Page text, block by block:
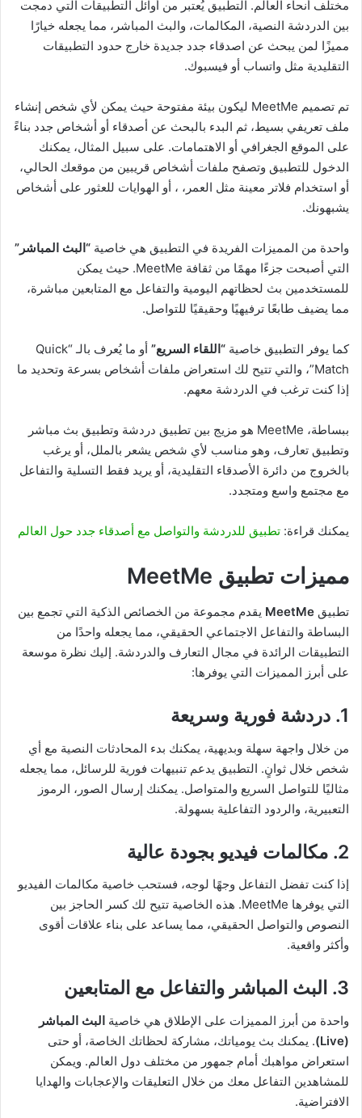
مختلف أنحاء العالم. التطبيق يُعتبر من أوائل التطبيقات التي دمجت
بين الدردشة النصية، المكالمات، والبث المباشر، مما يجعله خيارًا
مميزًا لمن يبحث عن اصدقاء جدد جديدة خارج حدود التطبيقات
التقليدية مثل واتساب أو فيسبوك.
تم تصميم MeetMe ليكون بيئة مفتوحة حيث يمكن لأي شخص إنشاء
ملف تعريفي بسيط، ثم البدء بالبحث عن أصدقاء أو أشخاص جدد بناءً
على الموقع الجغرافي أو الاهتمامات. على سبيل المثال، يمكنك
الدخول للتطبيق وتصفح ملفات أشخاص قريبين من موقعك الحالي،
أو استخدام فلاتر معينة مثل العمر، ، أو الهوايات للعثور على أشخاص
يشبهونك.
واحدة من المميزات الفريدة في التطبيق هي خاصية “البث المباشر”
التي أصبحت جزءًا مهمًا من ثقافة MeetMe. حيث يمكن
للمستخدمين بث لحظاتهم اليومية والتفاعل مع المتابعين مباشرة،
مما يضيف طابعًا ترفيهيًا وحقيقيًا للتواصل.
كما يوفر التطبيق خاصية “اللقاء السريع”
أو ما يُعرف بالـ “Quick
Match”، والتي تتيح لك استعراض ملفات أشخاص بسرعة وتحديد ما
إذا كنت ترغب في الدردشة معهم.
ببساطة، MeetMe هو مزيج بين تطبيق دردشة وتطبيق بث مباشر
وتطبيق تعارف، وهو مناسب لأي شخص يشعر بالملل، أو يرغب
بالخروج من دائرة الأصدقاء التقليدية، أو يريد فقط التسلية والتفاعل
مع مجتمع واسع ومتجدد.
يمكنك قراءة: تطبيق للدردشة والتواصل مع أصدقاء جدد حول العالم
مميزات تطبيق MeetMe
تطبيق MeetMe يقدم مجموعة من الخصائص الذكية التي تجمع بين
البساطة والتفاعل الاجتماعي الحقيقي، مما يجعله واحدًا من
التطبيقات الرائدة في مجال التعارف والدردشة. إليك نظرة موسعة
على أبرز المميزات التي يوفرها:
1. دردشة فورية وسريعة
من خلال واجهة سهلة وبديهية، يمكنك بدء المحادثات النصية مع أي
شخص خلال ثوانٍ. التطبيق يدعم تنبيهات فورية للرسائل، مما يجعله
مثاليًا للتواصل السريع والمتواصل. يمكنك إرسال الصور، الرموز
التعبيرية، والردود التفاعلية بسهولة.
2. مكالمات فيديو بجودة عالية
إذا كنت تفضل التفاعل وجهًا لوجه، فستحب خاصية مكالمات الفيديو
التي يوفرها MeetMe. هذه الخاصية تتيح لك كسر الحاجز بين
النصوص والتواصل الحقيقي، مما يساعد على بناء علاقات أقوى
وأكثر واقعية.
3. البث المباشر والتفاعل مع المتابعين
واحدة من أبرز المميزات على الإطلاق هي خاصية البث المباشر
(Live)
. يمكنك بث يومياتك، مشاركة لحظاتك الخاصة، أو حتى
استعراض مواهبك أمام جمهور من مختلف دول العالم. ويمكن
للمشاهدين التفاعل معك من خلال التعليقات والإعجابات والهدايا
الافتراضية.